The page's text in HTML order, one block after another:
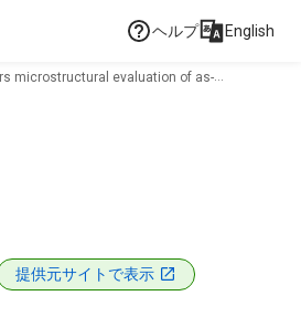
ヘルプ English
microstructural evaluation of as-
提供元サイトで表示